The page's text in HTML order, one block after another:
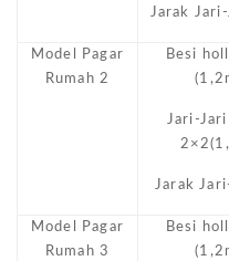
Jarak
Model Pagar
Rumah 2
Besi
Jari-
Jarak
Model Pagar
Rumah 3
Besi